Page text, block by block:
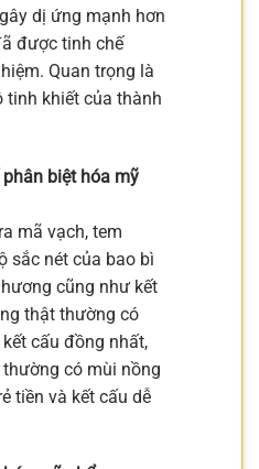
dị ứng mạnh hơn
được tinh chế
Quan trọng là
tinh khiết của thành
biệt hóa mỹ
mã vạch, tem
sắc nét của bao bì
cũng như kết
thật thường có
cấu đồng nhất,
có mùi nồng
tiền và kết cấu dễ